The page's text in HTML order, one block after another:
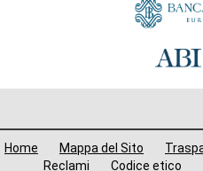
Home Mappa del Sito
Reclami
Codice etico